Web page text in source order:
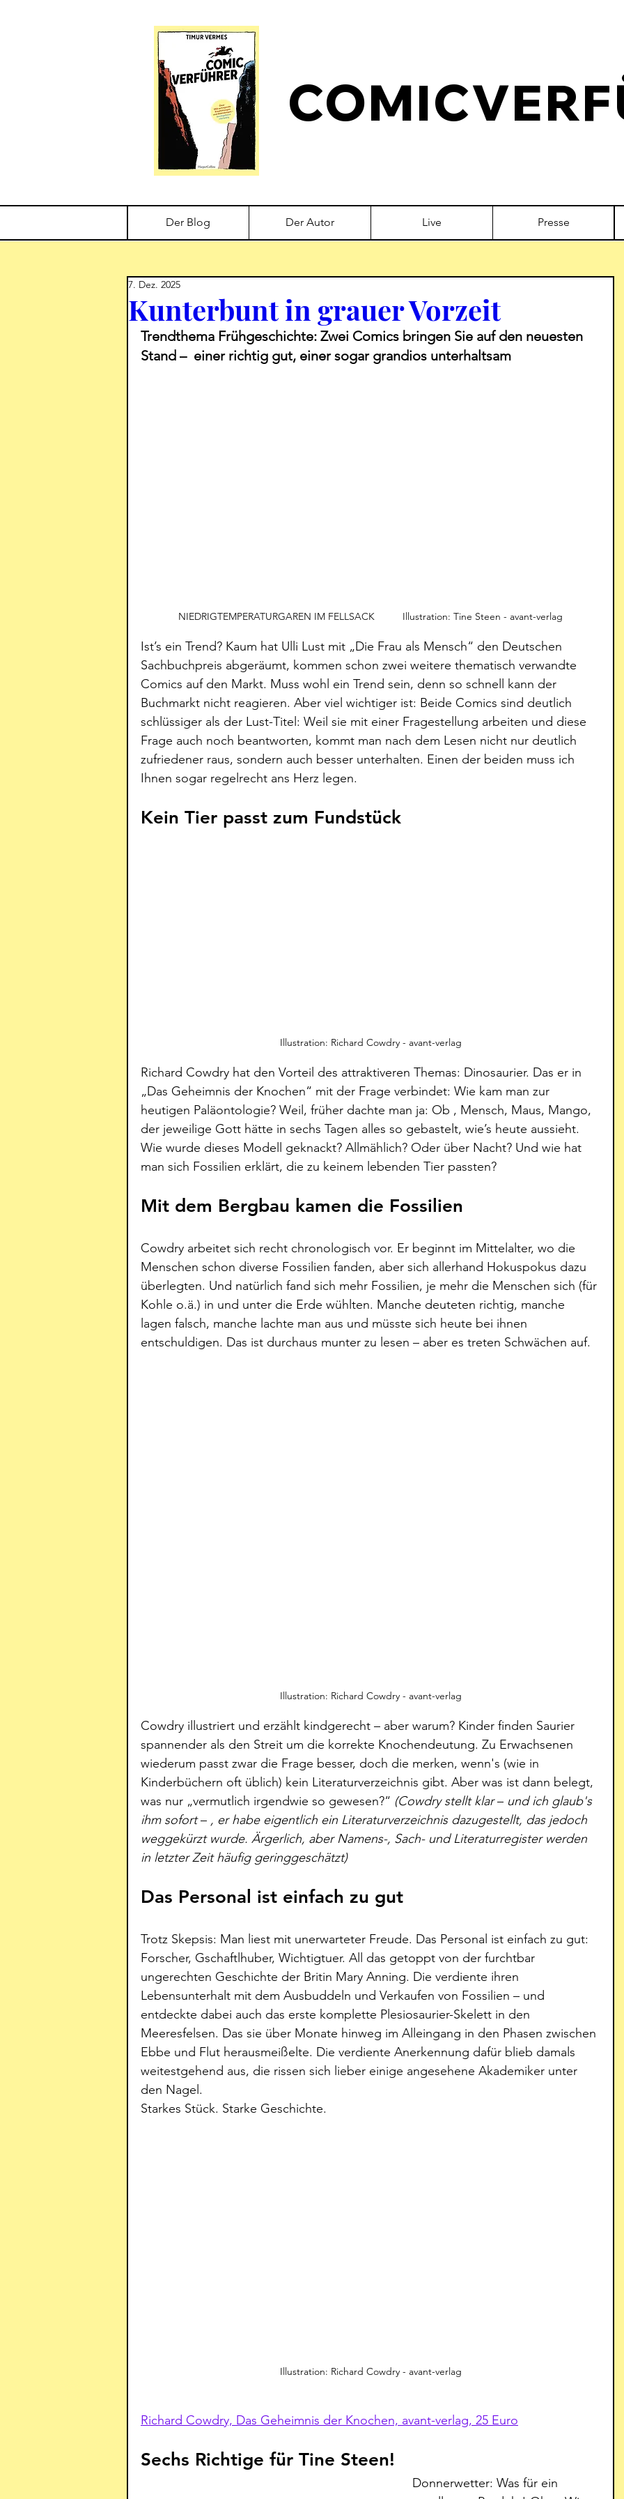
Der Blog Der Autor Live Presse
Kunterbunt in grauer Vorzeit
7. Dez. 2025
Trendthema Frühgeschichte: Zwei Comics bringen Sie auf den neuesten
Stand –  einer richtig gut, einer sogar grandios unterhaltsam
NIEDRIGTEMPERATURGAREN IM FELLSACK          Illustration: Tine Steen - avant-verlag
Ist’s ein Trend? Kaum hat Ulli Lust mit „Die Frau als Mensch“ den Deutschen
Sachbuchpreis abgeräumt, kommen schon zwei weitere thematisch verwandte
Comics auf den Markt. Muss wohl ein Trend sein, denn so schnell kann der
Buchmarkt nicht reagieren. Aber viel wichtiger ist: Beide Comics sind deutlich
schlüssiger als der Lust-Titel: Weil sie mit einer Fragestellung arbeiten und diese
Frage auch noch beantworten, kommt man nach dem Lesen nicht nur deutlich
zufriedener raus, sondern auch besser unterhalten. Einen der beiden muss ich
Ihnen sogar regelrecht ans Herz legen.
Kein Tier passt zum Fundstück
Illustration: Richard Cowdry - avant-verlag
Richard Cowdry hat den Vorteil des attraktiveren Themas: Dinosaurier. Das er in
„Das Geheimnis der Knochen“ mit der Frage verbindet: Wie kam man zur
heutigen Paläontologie? Weil, früher dachte man ja: Ob , Mensch, Maus, Mango,
der jeweilige Gott hätte in sechs Tagen alles so gebastelt, wie’s heute aussieht.
Wie wurde dieses Modell geknackt? Allmählich? Oder über Nacht? Und wie hat
man sich Fossilien erklärt, die zu keinem lebenden Tier passten?
Mit dem Bergbau kamen die Fossilien
Cowdry arbeitet sich recht chronologisch vor. Er beginnt im Mittelalter, wo die
Menschen schon diverse Fossilien fanden, aber sich allerhand Hokuspokus dazu
überlegten. Und natürlich fand sich mehr Fossilien, je mehr die Menschen sich (für
Kohle o.ä.) in und unter die Erde wühlten. Manche deuteten richtig, manche
lagen falsch, manche lachte man aus und müsste sich heute bei ihnen
entschuldigen. Das ist durchaus munter zu lesen – aber es treten Schwächen auf.
Illustration: Richard Cowdry - avant-verlag
Cowdry illustriert und erzählt kindgerecht – aber warum? Kinder finden Saurier
spannender als den Streit um die korrekte Knochendeutung. Zu Erwachsenen
wiederum passt zwar die Frage besser, doch die merken, wenn's (wie in
Kinderbüchern oft üblich) kein Literaturverzeichnis gibt. Aber was ist dann belegt,
was nur „vermutlich irgendwie so gewesen?“ (Cowdry stellt klar – und ich glaub's
ihm sofort – , er habe eigentlich ein Literaturverzeichnis dazugestellt, das jedoch
weggekürzt wurde. Ärgerlich, aber Namens-, Sach- und Literaturregister werden
in letzter Zeit häufig geringgeschätzt)
Das Personal ist einfach zu gut
Trotz Skepsis: Man liest mit unerwarteter Freude. Das Personal ist einfach zu gut:
Forscher, Gschaftlhuber, Wichtigtuer. All das getoppt von der furchtbar
ungerechten Geschichte der Britin Mary Anning. Die verdiente ihren
Lebensunterhalt mit dem Ausbuddeln und Verkaufen von Fossilien – und
entdeckte dabei auch das erste komplette Plesiosaurier-Skelett in den
Meeresfelsen. Das sie über Monate hinweg im Alleingang in den Phasen zwischen
Ebbe und Flut herausmeißelte. Die verdiente Anerkennung dafür blieb damals
weitestgehend aus, die rissen sich lieber einige angesehene Akademiker unter
den Nagel.
Starkes Stück. Starke Geschichte.
Illustration: Richard Cowdry - avant-verlag
Richard Cowdry, Das Geheimnis der Knochen, avant-verlag, 25 Euro
Sechs Richtige für Tine Steen!
Donnerwetter: Was für ein